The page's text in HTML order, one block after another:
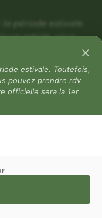
période estivale.
un article, vous
Sinon
Merci
estivale. Toutefois,
pouvez prendre rdv
officielle sera la 1er